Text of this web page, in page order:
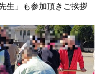
生」も参加頂きご挨拶